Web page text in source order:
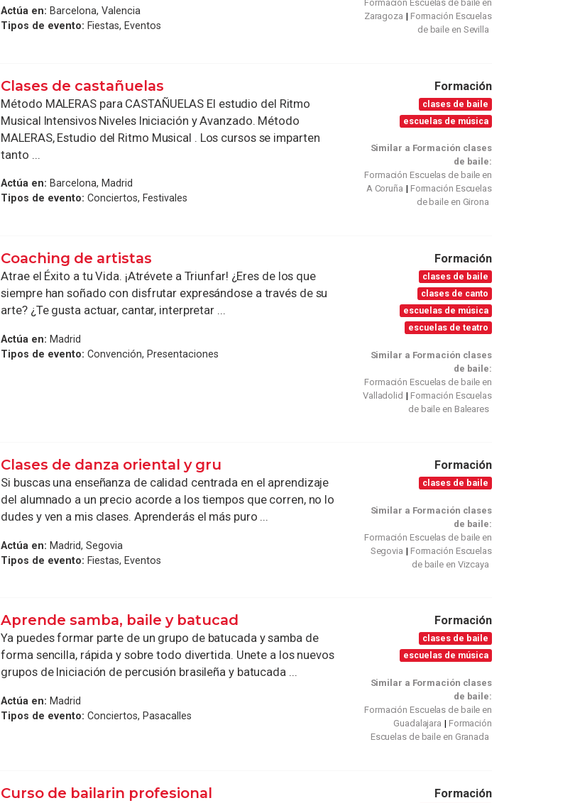
Actúa en: Barcelona, Valencia
Tipos de evento: Fiestas, Eventos
Formación Escuelas de baile en
Zaragoza
Formación Escuelas
de baile en Sevilla
Clases de castañuelas
Método MALERAS para CASTAÑUELAS El estudio del Ritmo
Musical Intensivos Niveles Iniciación y Avanzado. Método
MALERAS, Estudio del Ritmo Musical . Los cursos se imparten
tanto ...
Actúa en: Barcelona, Madrid
Tipos de evento: Conciertos, Festivales
Formación
clases de baile
escuelas de música
Similar a Formación clases
de baile:
Formación Escuelas de baile en
A Coruña
Formación Escuelas
de baile en Girona
Coaching de artistas
Atrae el Éxito a tu Vida. ¡Atrévete a Triunfar! ¿Eres de los que
siempre han soñado con disfrutar expresándose a través de su
arte? ¿Te gusta actuar, cantar, interpretar ...
Actúa en: Madrid
Tipos de evento: Convención, Presentaciones
Formación
clases de baile
clases de canto
escuelas de música
escuelas de teatro
Similar a Formación clases
de baile:
Formación Escuelas de baile en
Valladolid
Formación Escuelas
de baile en Baleares
Clases de danza oriental y gru
Si buscas una enseñanza de calidad centrada en el aprendizaje
del alumnado a un precio acorde a los tiempos que corren, no lo
dudes y ven a mis clases. Aprenderás el más puro ...
Actúa en: Madrid, Segovia
Tipos de evento: Fiestas, Eventos
Formación
clases de baile
Similar a Formación clases
de baile:
Formación Escuelas de baile en
Segovia
Formación Escuelas
de baile en Vizcaya
Aprende samba, baile y batucad
Ya puedes formar parte de un grupo de batucada y samba de
forma sencilla, rápida y sobre todo divertida. Unete a los nuevos
grupos de Iniciación de percusión brasileña y batucada ...
Actúa en: Madrid
Tipos de evento: Conciertos, Pasacalles
Formación
clases de baile
escuelas de música
Similar a Formación clases
de baile:
Formación Escuelas de baile en
Guadalajara
Formación
Escuelas de baile en Granada
Curso de bailarin profesional Formación